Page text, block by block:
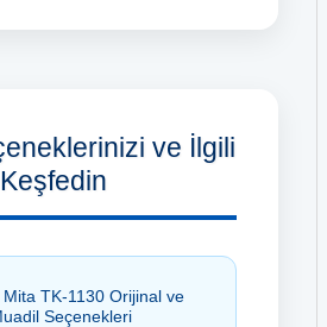
ve İlgili
Mita TK-1130 Orijinal ve
Seçenekleri